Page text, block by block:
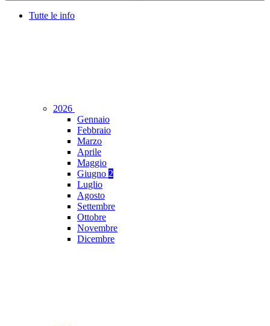
Tutte le info
2026
Gennaio
Febbraio
Marzo
Aprile
Maggio
Giugno 2
Luglio
Agosto
Settembre
Ottobre
Novembre
Dicembre